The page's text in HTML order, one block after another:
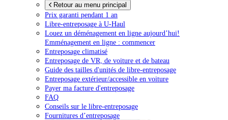
Retour au menu principal
Prix garanti pendant 1 an
Libre-entreposage à U-Haul
Louez un déménagement en ligne aujourd’hui!
Emménagement en ligne : commencer
Entreposage climatisé
Entreposage de VR, de voiture et de bateau
Guide des tailles d'unités de libre-entreposage
Entreposage extérieur/accessible en voiture
Payer ma facture d'entreposage
FAQ
Conseils sur le libre-entreposage
Fournitures d’entreposage